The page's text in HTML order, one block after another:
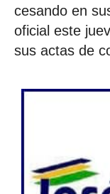
cesando en
oficial este
sus actas de